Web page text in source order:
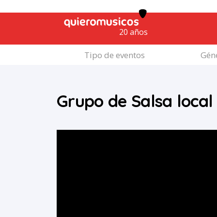
20 años
Tipo de eventos
Grupo de Salsa local